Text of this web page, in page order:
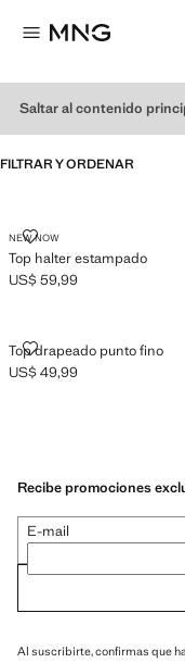
Saltar al contenido
FILTRAR Y ORDENAR
NEW NOW
Top halter estampado
TOP HALTER
Precio actual [US$ 59,99 ]
US$ 59,99
Top drapeado punto fino
TOP DRAPEADO
Precio actual [US$ 49,99 ]
US$ 49,99
Recibe promociones
E-mail
Al suscribirte, confirmas que